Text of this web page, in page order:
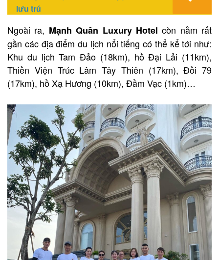
lưu trú
Ngoài ra, Mạnh Quân Luxury Hotel còn nằm rất
gần các địa điểm du lịch nổi tiếng có thể kể tới như:
Khu du lịch Tam Đảo (18km), hồ Đại Lải (11km),
Thiền Viện Trúc Lâm Tây Thiên (17km), Đồi 79
(17km), hồ Xạ Hương (10km), Đầm Vạc (1km)…